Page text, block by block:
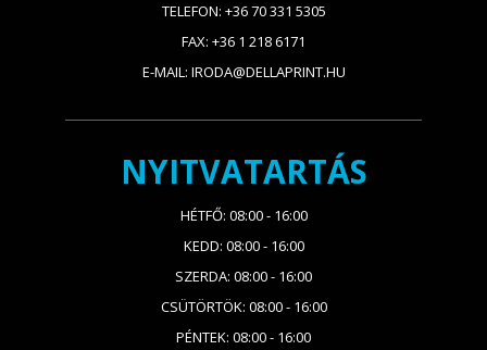
TELEFON: +36 70 331 5305
FAX: +36 1 218 6171
E-MAIL: IRODA@DELLAPRINT.HU
NYITVATARTÁS
HÉTFŐ: 08:00 - 16:00
KEDD: 08:00 - 16:00
SZERDA: 08:00 - 16:00
CSÜTÖRTÖK: 08:00 - 16:00
PÉNTEK: 08:00 - 16:00